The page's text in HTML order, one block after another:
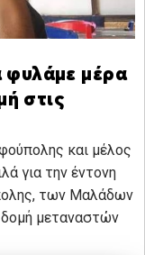
φυλάμε μέρα
στις
και μέλος
για την έντονη
των Μαλάδων
δομή μεταναστών